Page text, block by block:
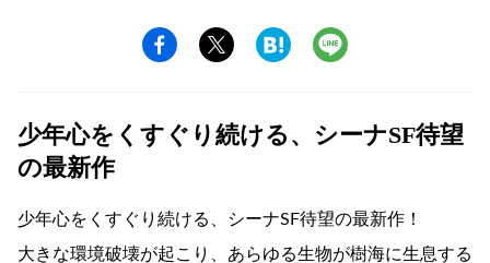
少年心をくすぐり続ける、シーナSF待望
の最新作
少年心をくすぐり続ける、シーナSF待望の最新作！
大きな環境破壊が起こり、あらゆる生物が樹海に生息する